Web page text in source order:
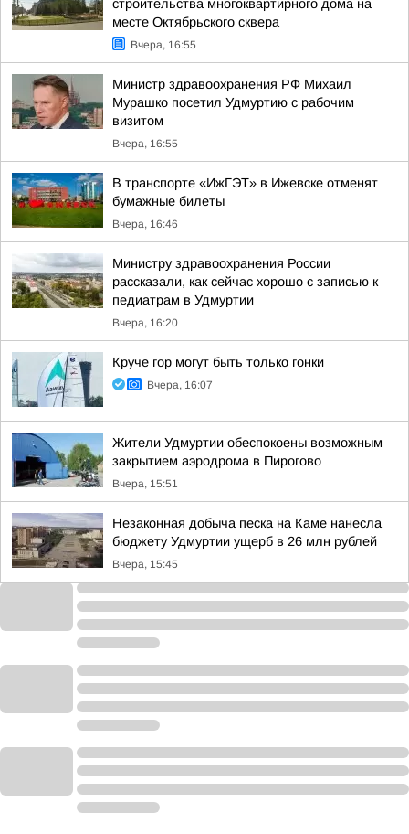
строительства многоквартирного дома на
месте Октябрьского сквера
Вчера, 16:55
Министр здравоохранения РФ Михаил
Мурашко посетил Удмуртию с рабочим
визитом
Вчера, 16:55
В транспорте «ИжГЭТ» в Ижевске отменят
бумажные билеты
Вчера, 16:46
Министру здравоохранения России
рассказали, как сейчас хорошо с записью к
педиатрам в Удмуртии
Вчера, 16:20
Круче гор могут быть только гонки
Вчера, 16:07
Жители Удмуртии обеспокоены возможным
закрытием аэродрома в Пирогово
Вчера, 15:51
Незаконная добыча песка на Каме нанесла
бюджету Удмуртии ущерб в 26 млн рублей
Вчера, 15:45